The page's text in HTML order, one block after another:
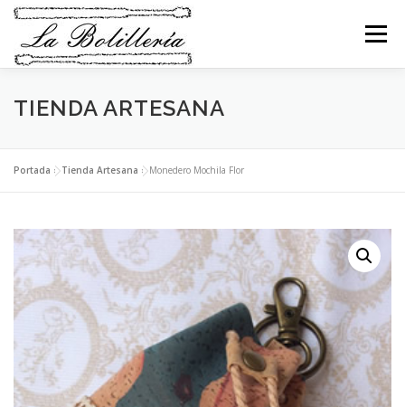
Saltar
contenido
Menú
INICIO ABANICOS BEBÉS
COLLARES PENDIENTES BROCHES
PULSERAS ANILLOS LLAVEROS RELIGIOSO
NAVIDAD MI CESTA
TIENDA ARTESANA
Portada »Tienda Artesana »Monedero Mochila Flor